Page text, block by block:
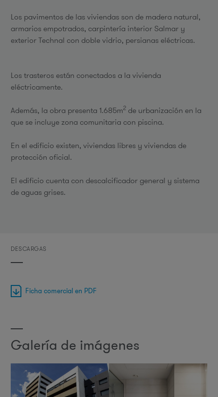
Los pavimentos de las viviendas son de madera natural,
armarios empotrados, carpintería interior Salmar y
exterior Technal con doble vidrio, persianas eléctricas.
Los trasteros están conectados a la vivienda
eléctricamente.
Además, la obra presenta 1.685m2 de urbanización en la
que se incluye zona comunitaria con piscina.
En el edificio existen, viviendas libres y viviendas de
protección oficial.
El edificio cuenta con descalcificador general y sistema
de aguas grises.
DESCARGAS
Ficha comercial en PDF
Galería de imágenes